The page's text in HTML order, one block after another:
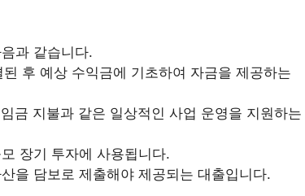
과 같습니다.
후 예상 수익금에 기초하여 자금을 제공하는
금 지불과 같은 일상적인 사업 운영을 지원하는
장기 투자에 사용됩니다.
을 담보로 제출해야 제공되는 대출입니다.